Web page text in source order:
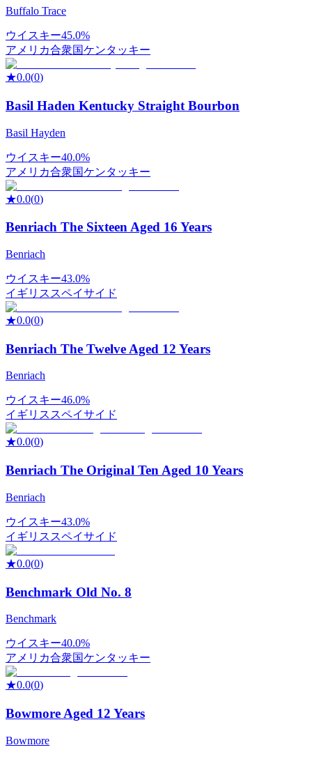
Buffalo Trace
ウイスキー45.0%
アメリカ合衆国ケンタッキー
★0.0(0)
Basil Haden Kentucky Straight Bourbon
Basil Hayden
ウイスキー40.0%
アメリカ合衆国ケンタッキー
★0.0(0)
Benriach The Sixteen Aged 16 Years
Benriach
ウイスキー43.0%
イギリス スペイサイド
★0.0(0)
Benriach The Twelve Aged 12 Years
Benriach
ウイスキー46.0%
イギリス スペイサイド
★0.0(0)
Benriach The Original Ten Aged 10 Years
Benriach
ウイスキー43.0%
イギリス スペイサイド
★0.0(0)
Benchmark Old No. 8
Benchmark
ウイスキー40.0%
アメリカ合衆国ケンタッキー
★0.0(0)
Bowmore Aged 12 Years
Bowmore